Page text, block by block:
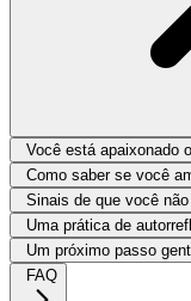
Você está apaixonado
Como saber se você
Sinais de que você
Uma prática de
Um próximo passo
FAQ